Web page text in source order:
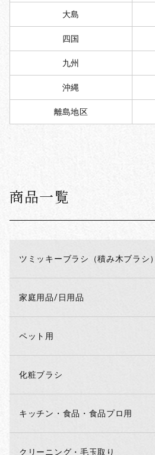
商品一覧
ツミッキーブラシ（積み木ブラシ）
家庭用品/日用品
ペット用
化粧ブラシ
キッチン・食品・食品プロ用
クリーニング・毛玉取り
大島
四国
九州
沖縄
離島地区